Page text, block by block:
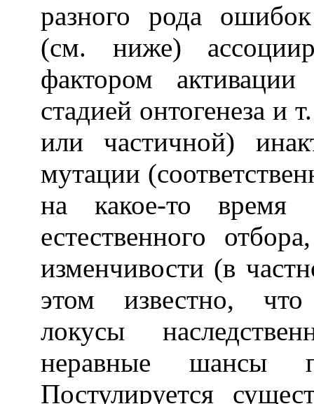
разного рода
(см. ниже)
фактором
стадией онтогенеза и
или частичной)
мутации
на какое-то время
естественного
изменчивости (в
этом известно, что
локусы
неравные шансы
Постулируется